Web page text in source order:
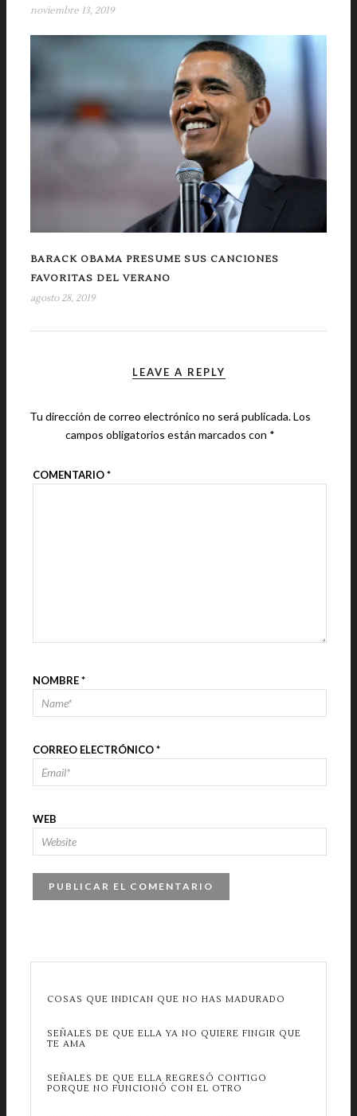
noviembre 13, 2019
BARACK OBAMA PRESUME SUS CANCIONES
FAVORITAS DEL VERANO
agosto 28, 2019
LEAVE A REPLY
Tu dirección de correo electrónico no será publicada.Los
campos obligatorios están marcados con *
COMENTARIO*
NOMBRE*
CORREO ELECTRÓNICO*
WEB
COSAS QUE INDICAN QUE NO HAS MADURADO
SEÑALES DE QUE ELLA YA NO QUIERE FINGIR QUE
TE AMA
SEÑALES DE QUE ELLA REGRESÓ CONTIGO
PORQUE NO FUNCIONÓ CON EL OTRO